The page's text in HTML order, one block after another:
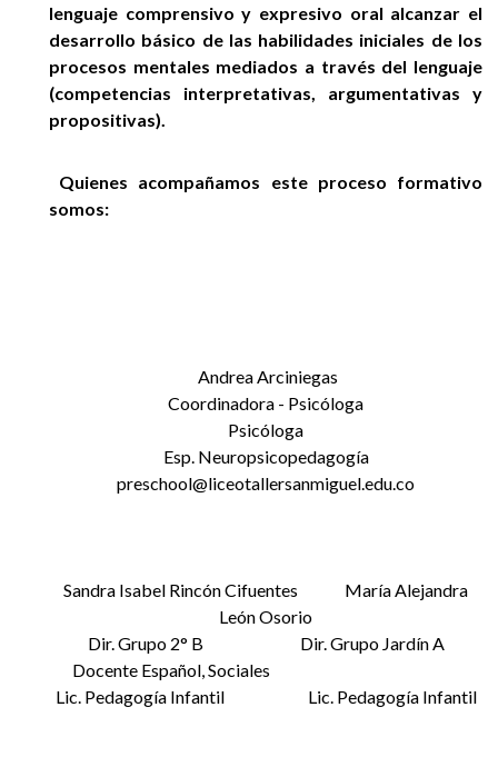
lenguaje comprensivo y expresivo oral alcanzar el
desarrollo básico de las habilidades iniciales de los
procesos mentales mediados a través del lenguaje
(competencias interpretativas, argumentativas y
propositivas).
Quienes acompañamos este proceso formativo
somos:
Andrea Arciniegas
Coordinadora - Psicóloga
Psicóloga
Esp. Neuropsicopedagogía
preschool@liceotallersanmiguel.edu.co
Sandra Isabel Rincón Cifuentes María Alejandra
León Osorio
Dir. Grupo 2° B Dir. Grupo Jardín A
Docente Español, Sociales
Lic. Pedagogía Infantil Lic. Pedagogía Infantil